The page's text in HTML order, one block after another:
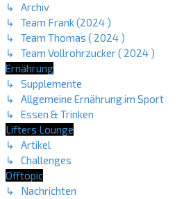
↳ Archiv
↳ Team Frank (2024 )
↳ Team Thomas ( 2024 )
↳ Team Vollrohrzucker ( 2024 )
Ernährung
↳ Supplemente
↳ Allgemeine Ernährung im Sport
↳ Essen & Trinken
Lifters Lounge
↳ Artikel
↳ Challenges
Offtopic
↳ Nachrichten